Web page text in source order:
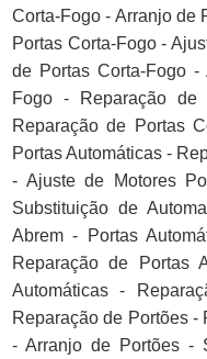
Corta-Fogo - Arranjo de
Portas Corta-Fogo -
de Portas Corta-Fogo -
Fogo - Reparação de
Reparação de Portas
Portas Automáticas -
- Ajuste de Motores
Substituição de
Abrem - Portas
Reparação de Portas
Automáticas -
Reparação de Portões -
- Arranjo de Portões -